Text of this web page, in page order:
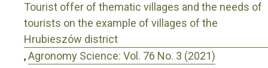
Tourist offer of thematic villages and the needs of
tourists on the example of villages of the
Hrubieszów district
,Agronomy Science: Vol. 76 No. 3 (2021)